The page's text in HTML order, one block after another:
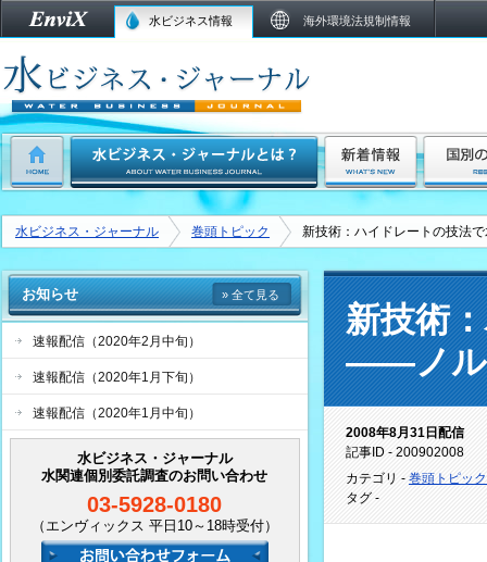
水ビジネス情報 海外環境法規制情報
水ビジネス・ジャーナル 巻頭トピック 新技術：ハイドレートの技法
新技術
――ノル
2008年8月31日配信
記事ID - 200902008
カテゴリ - 巻頭トピック
タグ -
お知らせ » 全て見る
速報配信（2020年2月中旬）
速報配信（2020年1月下旬）
速報配信（2020年1月中旬）
水ビジネス・ジャーナル
水関連個別委託調査のお問い合わせ
03-5928-0180
（エンヴィックス 平日10～18時受付）